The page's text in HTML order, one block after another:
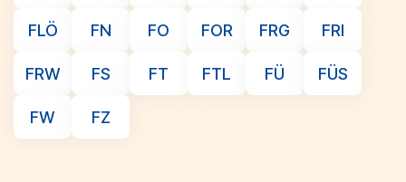
FLÖ FN FO FOR FRG FRI
FRW FS FT FTL FÜ FÜS
FW FZ